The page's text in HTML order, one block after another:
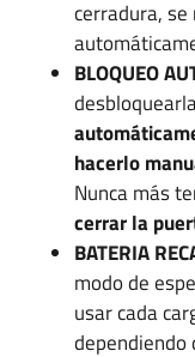
cerradura,
BLOQUEO
hacerlo
Nunca más
cerrar la
BATERIA
modo de
usar cada
dependiendo